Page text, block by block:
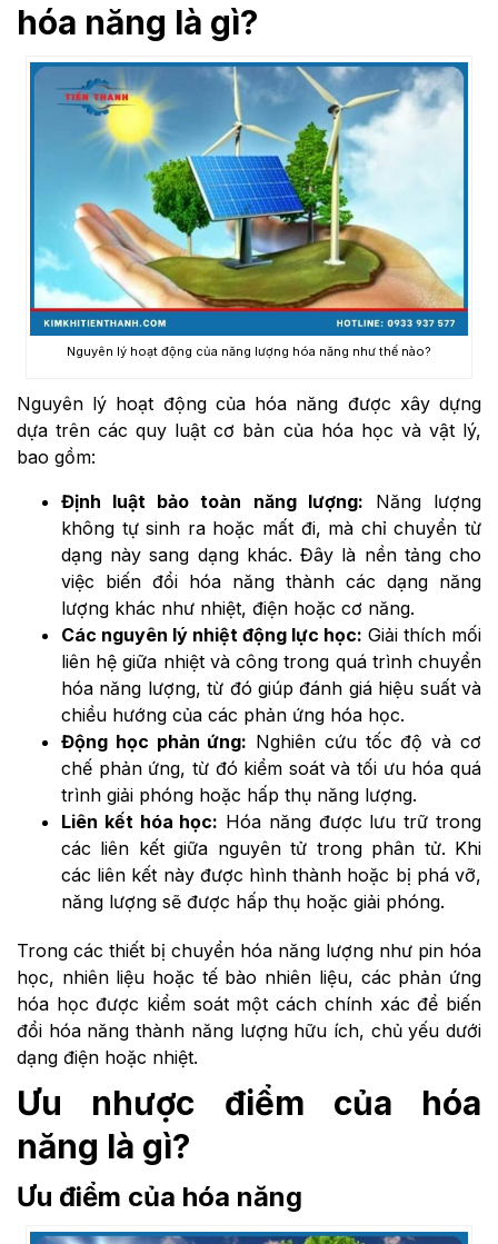
hóa năng là gì?
Nguyên lý hoạt động của năng lượng hóa năng như thế nào?
Nguyên lý hoạt động của hóa năng được xây dựng
dựa trên các quy luật cơ bản của hóa học và vật lý,
bao gồm:
Định luật bảo toàn năng lượng: Năng lượng
không tự sinh ra hoặc mất đi, mà chỉ chuyển từ
dạng này sang dạng khác. Đây là nền tảng cho
việc biến đổi hóa năng thành các dạng năng
lượng khác như nhiệt, điện hoặc cơ năng.
Các nguyên lý nhiệt động lực học: Giải thích mối
liên hệ giữa nhiệt và công trong quá trình chuyển
hóa năng lượng, từ đó giúp đánh giá hiệu suất và
chiều hướng của các phản ứng hóa học.
Động học phản ứng: Nghiên cứu tốc độ và cơ
chế phản ứng, từ đó kiểm soát và tối ưu hóa quá
trình giải phóng hoặc hấp thụ năng lượng.
Liên kết hóa học: Hóa năng được lưu trữ trong
các liên kết giữa nguyên tử trong phân tử. Khi
các liên kết này được hình thành hoặc bị phá vỡ,
năng lượng sẽ được hấp thụ hoặc giải phóng.
Trong các thiết bị chuyển hóa năng lượng như pin hóa
học, nhiên liệu hoặc tế bào nhiên liệu, các phản ứng
hóa học được kiểm soát một cách chính xác để biến
đổi hóa năng thành năng lượng hữu ích, chủ yếu dưới
dạng điện hoặc nhiệt.
Ưu nhược điểm của hóa
năng là gì?
Ưu điểm của hóa năng